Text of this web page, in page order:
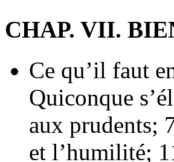
CHAP. VII.
Ce qu’il faut
Quiconque
aux prudents;
et l’humilité;